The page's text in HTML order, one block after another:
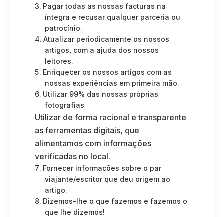
Pagar todas as nossas facturas na
íntegra e recusar qualquer parceria ou
patrocínio.
Atualizar periodicamente os nossos
artigos, com a ajuda dos nossos
leitores.
Enriquecer os nossos artigos com as
nossas experiências em primeira mão.
Utilizar 99% das nossas próprias
fotografias
Utilizar de forma racional e transparente
as ferramentas digitais, que
alimentamos com informações
verificadas no local.
Fornecer informações sobre o par
viajante/escritor que deu origem ao
artigo.
Dizemos-lhe o que fazemos e fazemos o
que lhe dizemos!